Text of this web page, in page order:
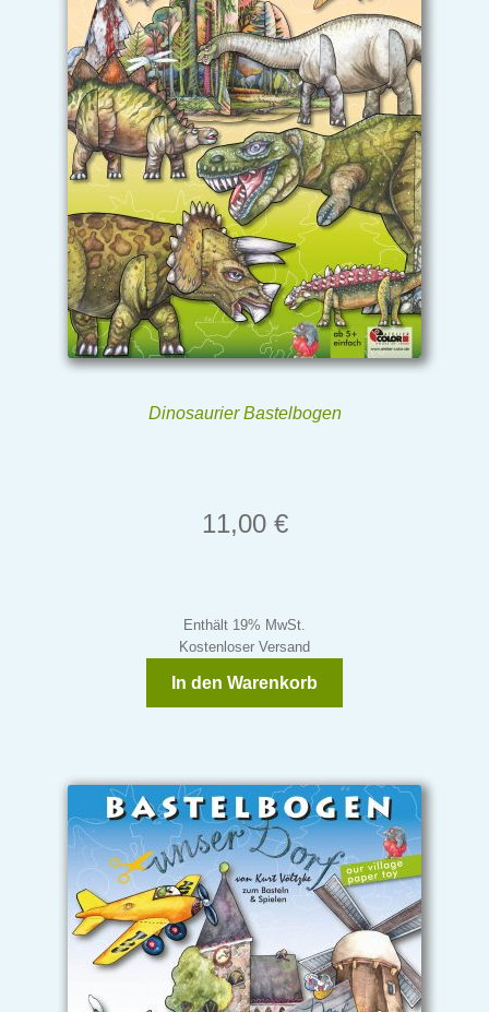
Dinosaurier Bastelbogen
11,00 €
Enthält 19% MwSt.
Kostenloser Versand
In den Warenkorb